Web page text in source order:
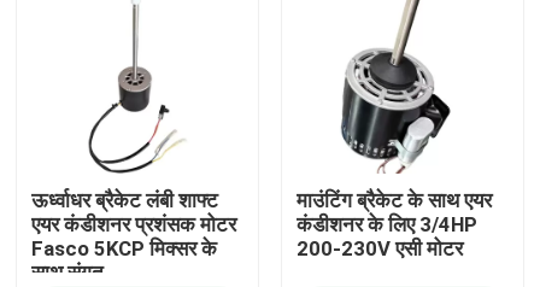
ऊर्ध्वाधर ब्रैकेट लंबी शाफ्ट
एयर कंडीशनर प्रशंसक मोटर
Fasco 5KCP मिक्सर के
साथ संगत
माउंटिंग ब्रैकेट के साथ एयर
कंडीशनर के लिए 3/4HP
200-230V एसी मोटर